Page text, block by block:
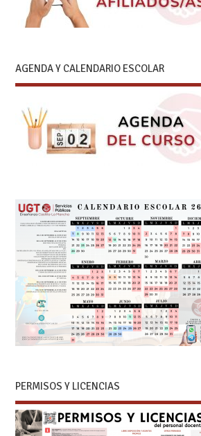
AGENDA Y CALENDARIO ESCOLAR
PERMISOS Y LICENCIAS